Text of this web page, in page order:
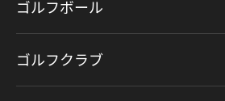
ゴルフボール
ゴルフクラブ